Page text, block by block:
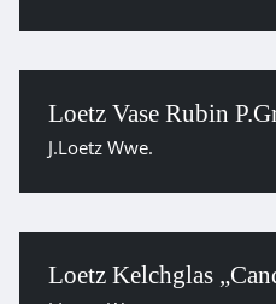
Loetz Vase Rubin
J.Loetz Wwe.
Loetz Kelchglas